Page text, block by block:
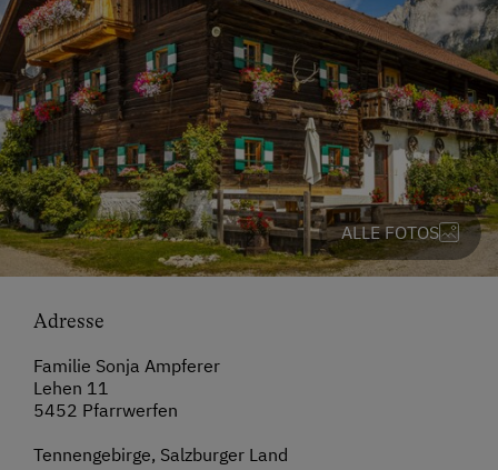
ALLE FOTOS
Adresse
Familie Sonja Ampferer
Lehen 11
5452 Pfarrwerfen
Tennengebirge, Salzburger Land